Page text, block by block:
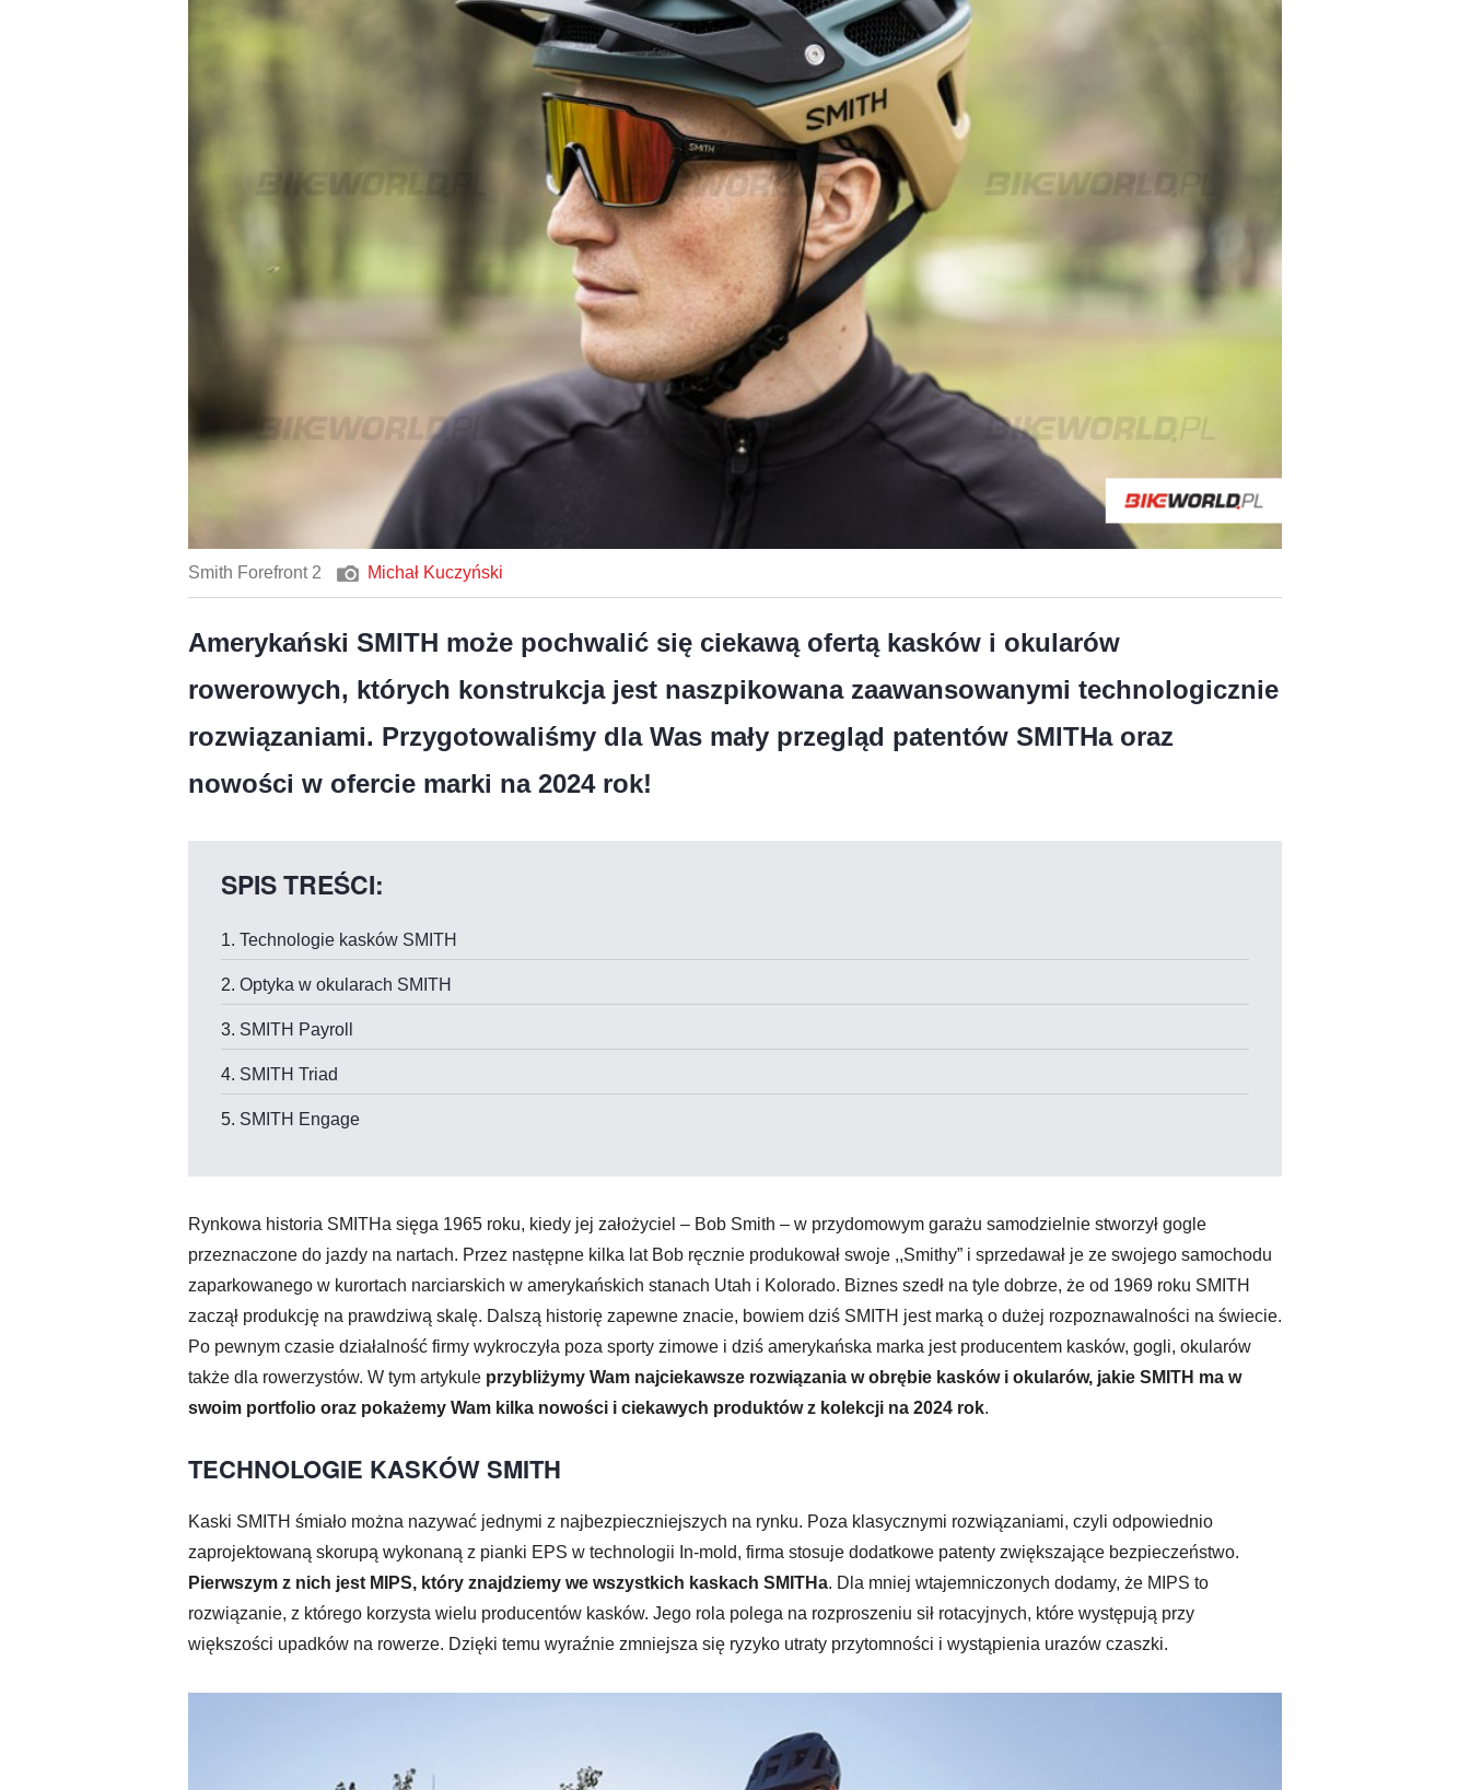
Smith Forefront 2 Michał Kuczyński
Amerykański SMITH może pochwalić się ciekawą ofertą kasków i okularów
rowerowych, których konstrukcja jest naszpikowana zaawansowanymi technologicznie
rozwiązaniami. Przygotowaliśmy dla Was mały przegląd patentów SMITHa oraz
nowości w ofercie marki na 2024 rok!
SPIS TREŚCI:
Technologie kasków SMITH
Optyka w okularach SMITH
SMITH Payroll
SMITH Triad
SMITH Engage
Rynkowa historia SMITHa sięga 1965 roku, kiedy jej założyciel – Bob Smith – w przydomowym garażu samodzielnie stworzył gogle
przeznaczone do jazdy na nartach. Przez następne kilka lat Bob ręcznie produkował swoje ,,Smithy” i sprzedawał je ze swojego samochodu
zaparkowanego w kurortach narciarskich w amerykańskich stanach Utah i Kolorado. Biznes szedł na tyle dobrze, że od 1969 roku SMITH
zaczął produkcję na prawdziwą skalę. Dalszą historię zapewne znacie, bowiem dziś SMITH jest marką o dużej rozpoznawalności na świecie.
Po pewnym czasie działalność firmy wykroczyła poza sporty zimowe i dziś amerykańska marka jest producentem kasków, gogli, okularów
także dla rowerzystów. W tym artykule przybliżymy Wam najciekawsze rozwiązania w obrębie kasków i okularów, jakie SMITH ma w
swoim portfolio oraz pokażemy Wam kilka nowości i ciekawych produktów z kolekcji na 2024 rok.
TECHNOLOGIE KASKÓW SMITH
Kaski SMITH śmiało można nazywać jednymi z najbezpieczniejszych na rynku. Poza klasycznymi rozwiązaniami, czyli odpowiednio
zaprojektowaną skorupą wykonaną z pianki EPS w technologii In-mold, firma stosuje dodatkowe patenty zwiększające bezpieczeństwo.
Pierwszym z nich jest MIPS, który znajdziemy we wszystkich kaskach SMITHa. Dla mniej wtajemniczonych dodamy, że MIPS to
rozwiązanie, z którego korzysta wielu producentów kasków. Jego rola polega na rozproszeniu sił rotacyjnych, które występują przy
większości upadków na rowerze. Dzięki temu wyraźnie zmniejsza się ryzyko utraty przytomności i wystąpienia urazów czaszki.